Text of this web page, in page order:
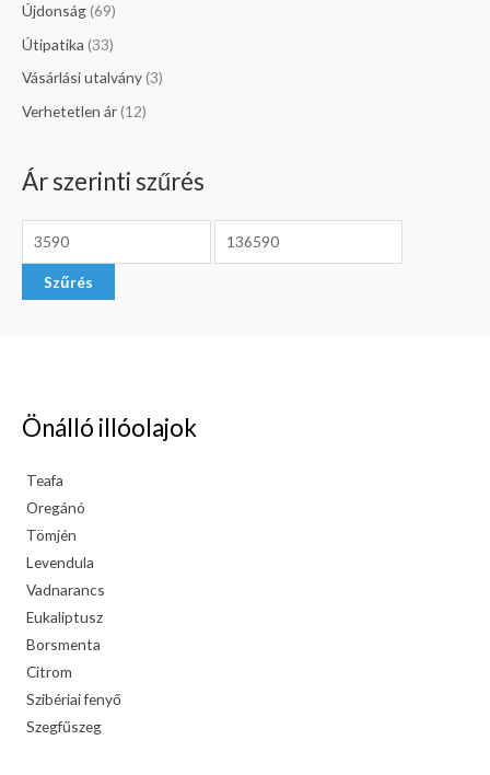
Újdonság(69)
Útipatika (33)
Vásárlási utalvány(3)
Verhetetlen ár(12)
Ár szerinti szűrés
Szűrés
Önálló illóolajok
Teafa
Oregánó
Tömjén
Levendula
Vadnarancs
Eukaliptusz
Borsmenta
Citrom
Szibériai fenyő
Szegfűszeg